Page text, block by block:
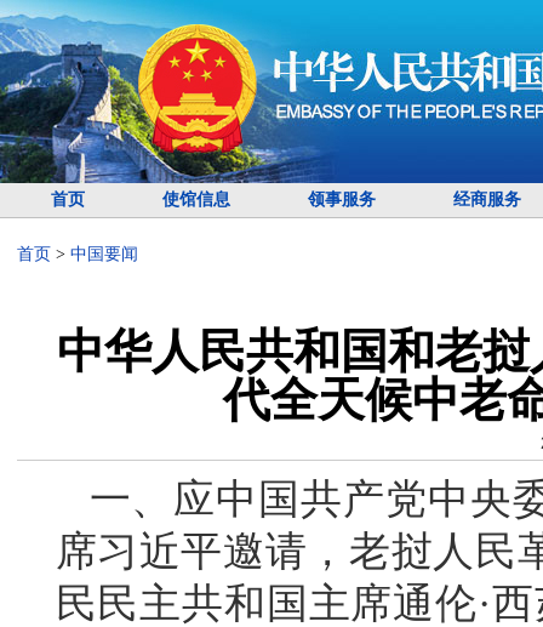
首页 使馆信息 领事服务 经商服务
首页 > 中国要闻
中华人民共和国和老
代全天候中老
一、应中国共产党中央
席习近平邀请，老挝人民
民民主共和国主席通伦·